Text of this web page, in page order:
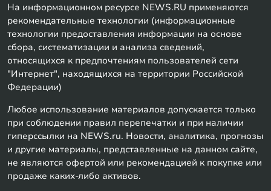
На информационном ресурсе NEWS.RU применяются
рекомендательные технологии (информационные
технологии предоставления информации на основе
сбора, систематизации и анализа сведений,
относящихся к предпочтениям пользователей сети
"Интернет", находящихся на территории Российской
Федерации)
Любое использование материалов допускается только
при соблюдении правил перепечатки и при наличии
гиперссылки на NEWS.ru. Новости, аналитика, прогнозы
и другие материалы, представленные на данном сайте,
не являются офертой или рекомендацией к покупке или
продаже каких-либо активов.